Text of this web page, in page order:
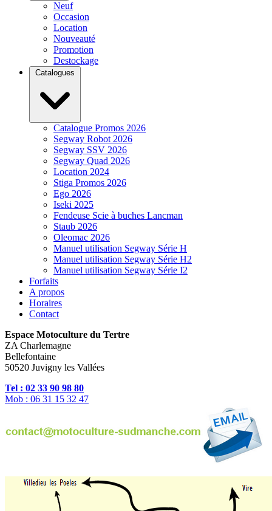
Neuf
Occasion
Location
Nouveauté
Promotion
Destockage
Catalogues
Catalogue Promos 2026
Segway Robot 2026
Segway SSV 2026
Segway Quad 2026
Location 2024
Stiga Promos 2026
Ego 2026
Iseki 2025
Fendeuse Scie à buches Lancman
Staub 2026
Oleomac 2026
Manuel utilisation Segway Série H
Manuel utilisation Segway Série H2
Manuel utilisation Segway Série I2
Forfaits
A propos
Horaires
Contact
Espace Motoculture du Tertre
ZA Charlemagne
Bellefontaine
50520 Juvigny les Vallées
Tel : 02 33 90 98 80
Mob : 06 31 15 32 47